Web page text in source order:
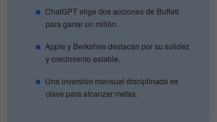
ChatGPT elige dos acciones de Buffett
para ganar un millón.
Apple y Berkshire destacan por su solidez
y crecimiento estable.
Una inversión mensual disciplinada es
clave para alcanzar metas.